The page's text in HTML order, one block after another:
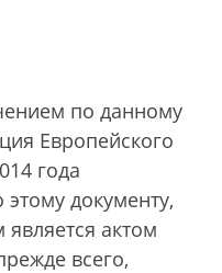
по данному
Европейского
года
этому документу,
актом
всего,